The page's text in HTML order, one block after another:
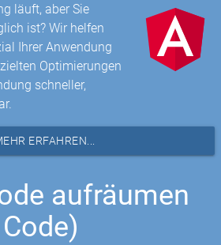
läuft, aber Sie
ist? Wir helfen
Ihrer Anwendung
Optimierungen
schneller,
ERFAHREN...
aufräumen